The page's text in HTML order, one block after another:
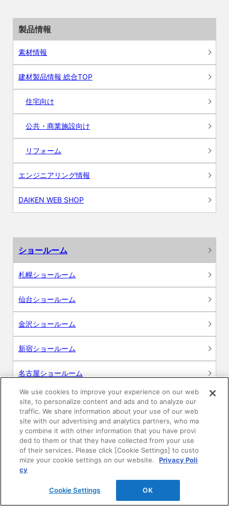
製品情報
素材情報
建材製品情報 総合TOP
住宅向け
公共・商業施設向け
リフォーム
エンジニアリング情報
DAIKEN WEB SHOP
ショールーム
札幌ショールーム
仙台ショールーム
金沢ショールーム
新宿ショールーム
名古屋ショールーム
大阪ショールーム
広島ショールーム
高松ショールーム
福岡ショールーム
We use cookies to improve your experience on our web
site, to personalize content and ads and to analyze our
traffic. We share information about your use of our web
site with our advertising and analytics partners, who ma
y combine it with other information that you have provi
ded to them or that they have collected from your use
of their services. Please click [Cookie Settings] to custo
mize your cookie settings on our website.
Privacy Poli
cy
Cookie Settings OK